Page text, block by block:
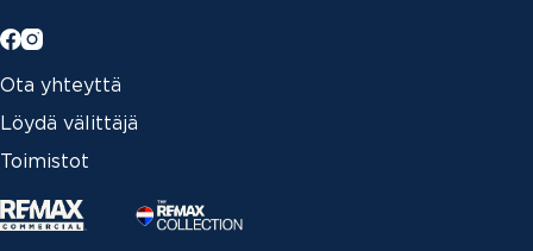
Ota yhteyttä
Löydä välittäjä
Toimistot